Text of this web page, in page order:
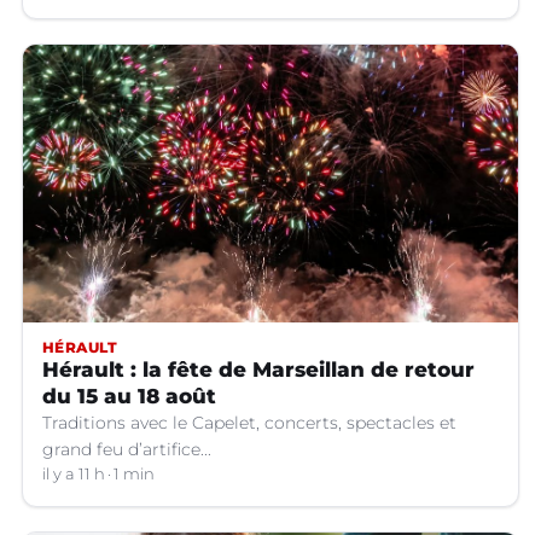
HÉRAULT
Hérault : la fête de Marseillan de retour
du 15 au 18 août
Traditions avec le Capelet, concerts, spectacles et
grand feu d’artifice...
il y a 11 h 1 min